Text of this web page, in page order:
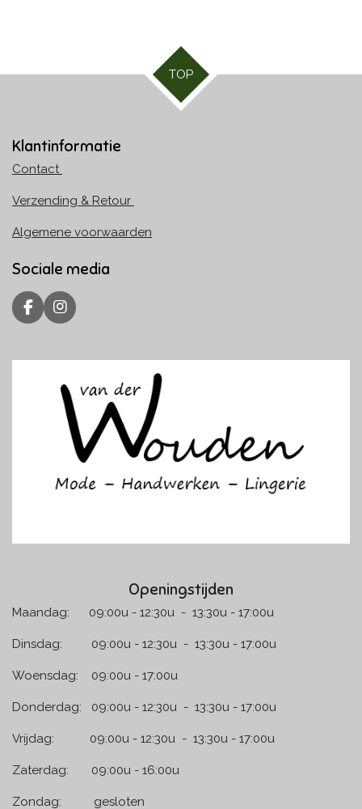
TOP
Klantinformatie
Contact
Verzending & Retour
Algemene voorwaarden
Sociale media
F
a
e
I
n
t
g
r
a
m
Openingstijden
Maandag: 09:00u - 12:30u - 13:30u - 17:00u
Dinsdag: 09:00u - 12:30u - 13:30u - 17:00u
Woensdag: 09:00u - 17:00u
Donderdag: 09:00u - 12:30u - 13:30u - 17:00u
Vrijdag: 09:00u - 12:30u - 13:30u - 17:00u
Zaterdag: 09:00u - 16:00u
Zondag: gesloten